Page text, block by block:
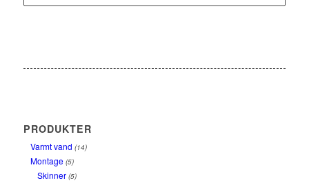
PRODUKTER
Varmt vand (14)
Montage (5)
Skinner (5)